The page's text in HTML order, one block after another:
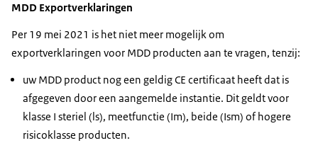
MDD Exportverklaringen
Per 19 mei 2021 is het niet meer mogelijk om
exportverklaringen voor MDD producten aan te vragen, tenzij:
uw MDD product nog een geldig CE certificaat heeft dat is
afgegeven door een aangemelde instantie. Dit geldt voor
klasse I steriel (ls), meetfunctie (Im), beide (Ism) of hogere
risicoklasse producten.